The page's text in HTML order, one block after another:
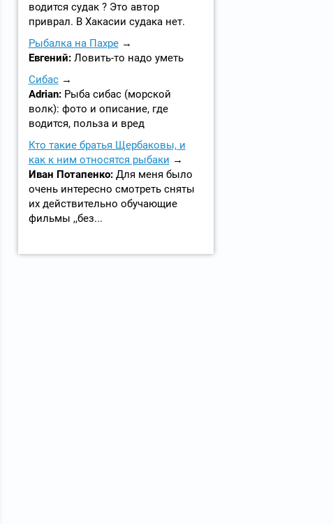
водится судак ? Это автор
приврал. В Хакасии судака нет.
Рыбалка на Пахре
Евгений: Ловить-то надо уметь
Сибас
Adrian: Рыба сибас (морской
волк): фото и описание, где
водится, польза и вред
Кто такие братья Щербаковы, и
как к ним относятся рыбаки
Иван Потапенко: Для меня было
очень интересно смотреть сняты
их действительно обучающие
фильмы ,,без...